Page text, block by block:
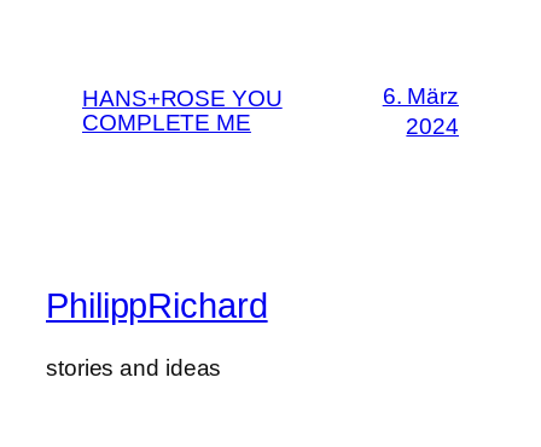
HANS+ROSE YOU
COMPLETE ME
6. März
2024
PhilippRichard
stories and ideas